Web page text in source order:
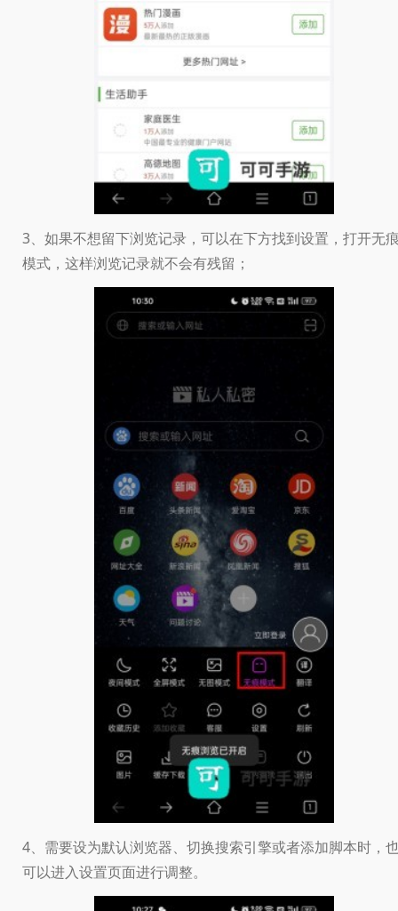
3、如果不想留下浏览记录，可以在下方找到设置，打开无
模式，这样浏览记录就不会有残留；
4、需要设为默认浏览器、切换搜索引擎或者添加脚本时，
可以进入设置页面进行调整。